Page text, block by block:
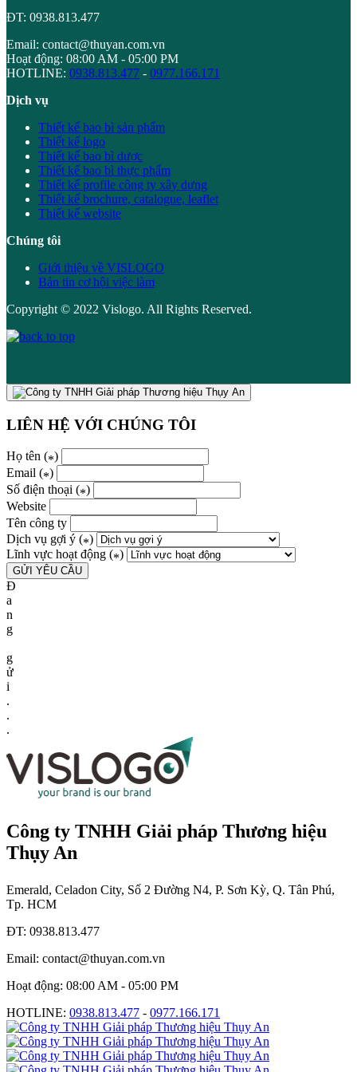
ĐT: 0938.813.477
Email: contact@thuyan.com.vn
Hoạt động: 08:00 AM - 05:00 PM
HOTLINE: 0938.813.477 - 0977.166.171
Dịch vụ
Thiết kế bao bì sản phẩm
Thiết kế logo
Thiết kế bao bì dược
Thiết kế bao bì thực phẩm
Thiết kế profile công ty xây dựng
Thiết kế brochure, catalogue, leaflet
Thiết kế website
Chúng tôi
Giới thiệu về VISLOGO
Bản tin cơ hội việc làm
Copyright © 2022 Vislogo. All Rights Reserved.
LIÊN HỆ VỚI CHÚNG TÔI
Họ tên (*)
Email (*)
Số điện thoại (*)
Website
Tên công ty
Dịch vụ gợi ý (*)
Lĩnh vực hoạt động (*)
Đ
a
n
g
g
ử
i
.
.
.
Công ty TNHH Giải pháp Thương hiệu
Thụy An
Emerald, Celadon City, Số 2 Đường N4, P. Sơn Kỳ, Q. Tân Phú,
Tp. HCM
ĐT: 0938.813.477
Email: contact@thuyan.com.vn
Hoạt động: 08:00 AM - 05:00 PM
HOTLINE: 0938.813.477 - 0977.166.171